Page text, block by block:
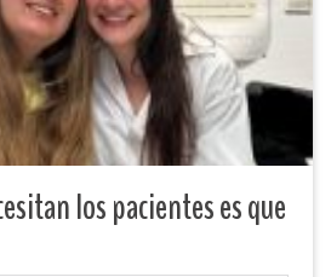
los pacientes es que